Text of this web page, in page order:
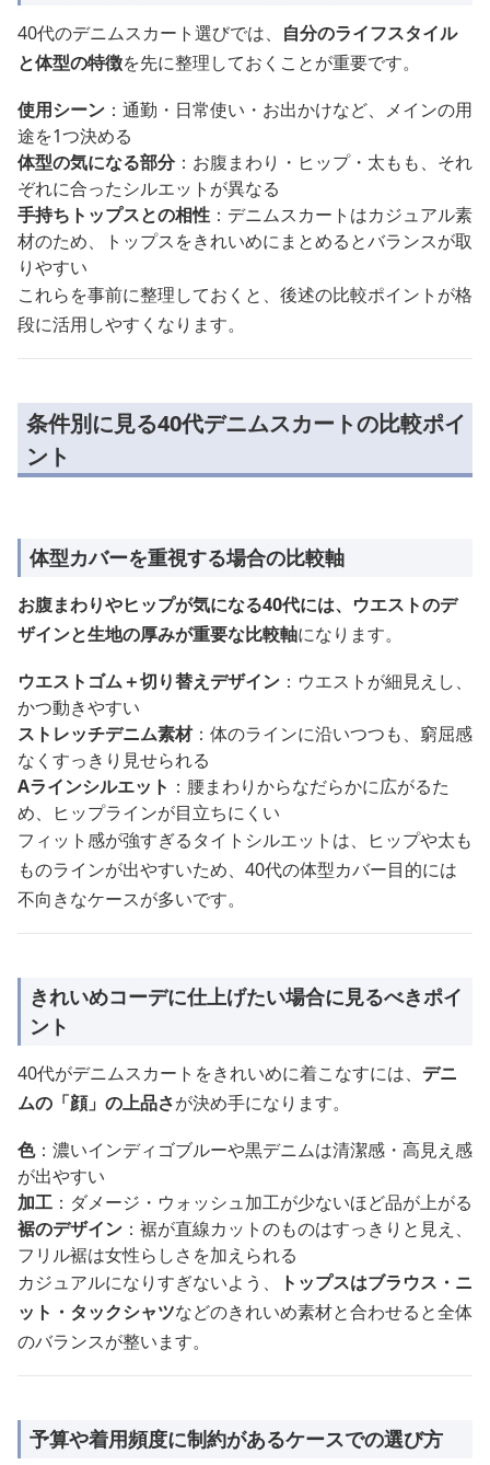
40代のデニムスカート選びでは、 自分のライフスタイル
と体型の特徴を先に整理しておくことが重要です。
使用シーン ：通勤・日常使い・お出かけなど、メインの用
途を1つ決める
体型の気になる部分：お腹まわり・ヒップ・太もも、それ
ぞれに合ったシルエットが異なる
手持ちトップスとの相性 ：デニムスカートはカジュアル素
材のため、トップスをきれいめにまとめるとバランスが取
りやすい
これらを事前に整理しておくと、後述の比較ポイントが格
段に活用しやすくなります。
条件別に見る40代デニムスカートの比較ポイ
ント
体型カバーを重視する場合の比較軸
お腹まわりやヒップが気になる40代には、ウエストのデ
ザインと生地の厚みが重要な比較軸になります。
ウエストゴム＋切り替えデザイン ：ウエストが細見えし、
かつ動きやすい
ストレッチデニム素材：体のラインに沿いつつも、窮屈感
なくすっきり見せられる
Aラインシルエット ：腰まわりからなだらかに広がるた
め、ヒップラインが目立ちにくい
フィット感が強すぎるタイトシルエットは、ヒップや太も
ものラインが出やすいため、40代の体型カバー目的には
不向きなケースが多いです。
きれいめコーデに仕上げたい場合に見るべきポイ
ント
40代がデニムスカートをきれいめに着こなすには、 デニ
ムの「顔」の上品さが決め手になります。
色：濃いインディゴブルーや黒デニムは清潔感・高見え感
が出やすい
加工 ：ダメージ・ウォッシュ加工が少ないほど品が上がる
裾のデザイン ：裾が直線カットのものはすっきりと見え、
フリル裾は女性らしさを加えられる
カジュアルになりすぎないよう、
トップスはブラウス・ニ
ット・タックシャツなどのきれいめ素材と合わせると全体
のバランスが整います。
予算や着用頻度に制約があるケースでの選び方